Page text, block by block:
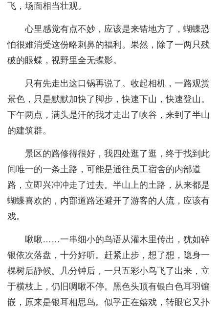
飞，场面相当壮观。
心里感觉有点不妙，应该是来错地方了，蝴蝶恐
怕很难消受这份略刺鼻的福利。果然，除了一两只残
破的眼蝶，视野里全无蝶影。
只有先走出这口锅再说了。收起相机，一路观赏
景色，只是默默加快了脚步，快速下山，快速登山。
下午两点，满头是汗的我才走出了峡谷，来到了半山
的建筑群。
景区的路修得很好，我四处逛了逛，终于找到此
间唯一的一条土路，可能是通往员工宿舍的内部道
路，立即兴冲冲走了过去。半山上的土路，从来都是
蝴蝶喜欢的，内部道路还避开了游客的人流，应该有
戏。
啾啾……一串细小的鸟语从灌木里传出，犹如碎
银依次落盘，十分好听。赶紧止步，想了想，隐身一
棵树后静候。几分钟后，一只五彩小鸟飞了出来，立
于横枝上，仍旧啁啾不停。黑色头顶有银白色耳羽镶
嵌，原来是银耳相思鸟。似乎正在嬉戏，转眼它又扑